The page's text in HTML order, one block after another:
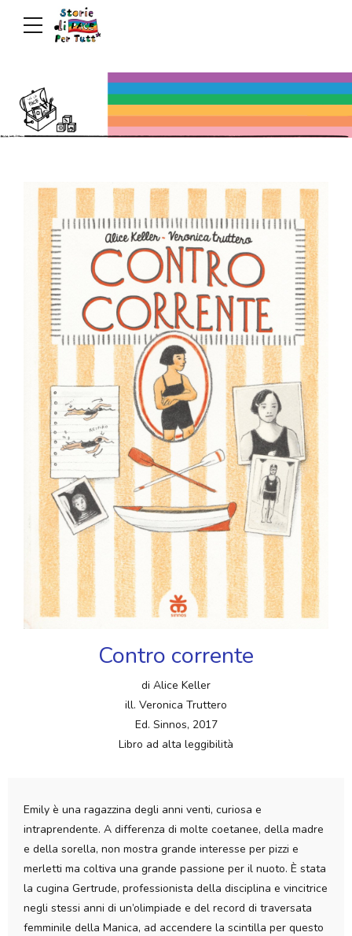
Contro corrente
di Alice Keller
ill. Veronica Truttero
Ed. Sinnos, 2017
Libro ad alta leggibilità
Emily è una ragazzina degli anni venti, curiosa e
intraprendente. A differenza di molte coetanee, della madre
e della sorella, non mostra grande interesse per pizzi e
merletti ma coltiva una grande passione per il nuoto. È stata
la cugina Gertrude, professionista della disciplina e vincitrice
negli stessi anni di un’olimpiade e del record di traversata
femminile della Manica, ad accendere la scintilla per questo